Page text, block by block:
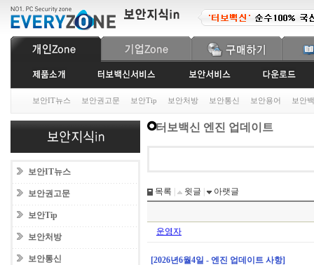
보안IT뉴스 보안권고문 보안Tip 보안처방 보안통신 보안용어 보안
보안IT뉴스
보안권고문
보안Tip
보안처방
보안통신
터보백신 엔진 업데이트
목록 윗글 아랫글
운영자
[2026년6월4일 - 엔진 업데이트 사항]